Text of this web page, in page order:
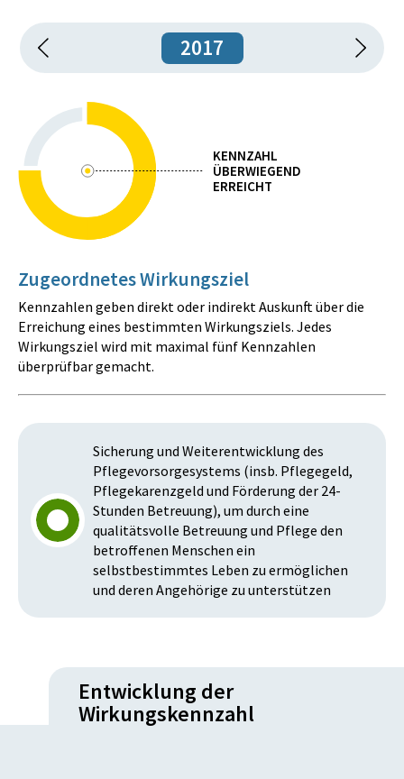
2017
KENNZAHL
ÜBERWIEGEND
ERREICHT
Zugeordnetes Wirkungsziel
Kennzahlen geben direkt oder indirekt Auskunft über die
Erreichung eines bestimmten Wirkungsziels. Jedes
Wirkungsziel wird mit maximal fünf Kennzahlen
überprüfbar gemacht.
Sicherung und Weiterentwicklung des
Pflegevorsorgesystems (insb. Pflegegeld,
Pflegekarenzgeld und Förderung der 24-
Stunden Betreuung), um durch eine
qualitätsvolle Betreuung und Pflege den
betroffenen Menschen ein
selbstbestimmtes Leben zu ermöglichen
und deren Angehörige zu unterstützen
Entwicklung der
Wirkungskennzahl